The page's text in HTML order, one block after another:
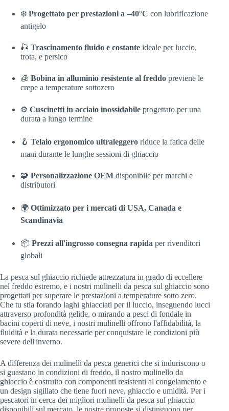
❄️ Progettato per prestazioni a –40°C con lubrificazione
antigelo
🎣 Trascinamento fluido e costante ideale per luccio,
trota, e persico
🧊 Bobina in alluminio resistente al freddo previene le
crepe a temperature sottozero
⚙️ Cuscinetti in acciaio inossidabile progettato per una
durata a lungo termine
🪝 Telaio ergonomico ultraleggero riduce la fatica delle
mani durante le lunghe sessioni di ghiaccio
🧩 Personalizzazione OEM disponibile per marchi e
distributori
🌍 Ottimizzato per i mercati di USA, Canada e
Scandinavia
📦 Prezzi all'ingrosso consegna rapida per rivenditori
globali
La pesca sul ghiaccio richiede attrezzatura in grado di eccellere
nel freddo estremo, e i nostri mulinelli da pesca sul ghiaccio sono
progettati per superare le prestazioni a temperature sotto zero.
Che tu stia forando laghi ghiacciati per il luccio, inseguendo lucci
attraverso profondità gelide, o mirando a pesci di fondale in
bacini coperti di neve, i nostri mulinelli offrono l'affidabilità, la
fluidità e la durata necessarie per conquistare le condizioni più
severe dell'inverno.
A differenza dei mulinelli da pesca generici che si induriscono o
si guastano in condizioni di freddo, il nostro mulinello da
ghiaccio è costruito con componenti resistenti al congelamento e
un design sigillato che tiene fuori neve, ghiaccio e umidità. Per i
pescatori in cerca dei migliori mulinelli da pesca sul ghiaccio
disponibili sul mercato, le nostre proposte si distinguono per